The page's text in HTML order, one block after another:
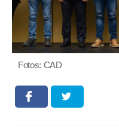
Fotos: CAD